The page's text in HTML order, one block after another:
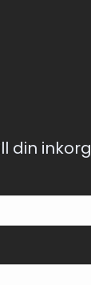
din inkorg